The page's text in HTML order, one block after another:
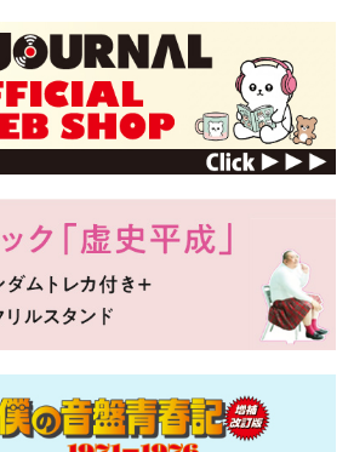
させ、97年からのTVシリーズ『ふたりの男
と……
渡辺謙
79年円に入団。78年研究生ながら、蜷川幸
雄の『下谷万年町物語』で主役を獲得し話
題になる。82年『未知なる反乱』でTVデビ
ュー。87年NHK大河ドラマ『独眼……
ビル・ナイ